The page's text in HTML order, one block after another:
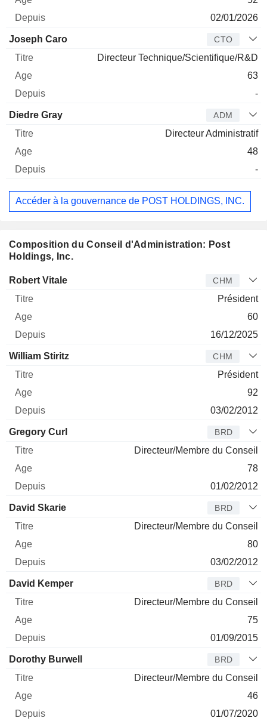
02/01/2026
Joseph Caro CTO
Directeur Technique/Scientifique/R&D
63
-
Diedre Gray ADM
Directeur Administratif
48
-
Accéder à la gouvernance de POST HOLDINGS, INC.
Composition du Conseil d'Administration: Post
Holdings, Inc.
Administrateur
Robert Vitale CHM
Président
60
16/12/2025
William Stiritz CHM
Président
92
03/02/2012
Gregory Curl BRD
Directeur/Membre du Conseil
78
01/02/2012
David Skarie BRD
Directeur/Membre du Conseil
80
03/02/2012
David Kemper BRD
Directeur/Membre du Conseil
75
01/09/2015
Dorothy Burwell BRD
Directeur/Membre du Conseil
46
01/07/2020